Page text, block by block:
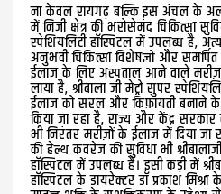
ना केवल रायगढ़ बल्कि इस अंचल के
में निजी क्षेत्र की भरोसेमंद चिकित्सा
स्पेशियलिटी हॉस्पिटल में उपलब्ध है,
अनुभवी चिकित्सा विशेषज्ञों और
ईलाज के लिए अस्पताल आने वाले
लाया है, श्रीबाला जी मेट्रो सुपर
ईलाज को सरल और किफ़ायती बनाने के
किया जा रहा है, राज्य और केंद्र
भी निरंतर मरीज़ों के ईलाज में दिया जा
की हेल्थ कवरेज की सुविधा भी
हॉस्पिटल में उपलब्ध है। इसी कड़ी में
हॉस्पिटल के डायरेक्टर डॉ प्रकाश